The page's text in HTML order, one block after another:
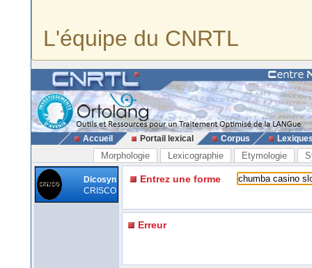
L'équipe du CNRTL
Accueil Portail lexical Corpus
Morphologie Lexicographie Etymologie
Dicosyn
CRISCO
Entrez une forme
Erreur